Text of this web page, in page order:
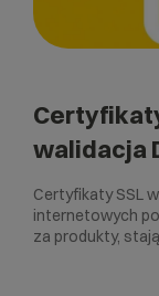
walidacja
Certyfikaty SSL
internetowych
za produkty,